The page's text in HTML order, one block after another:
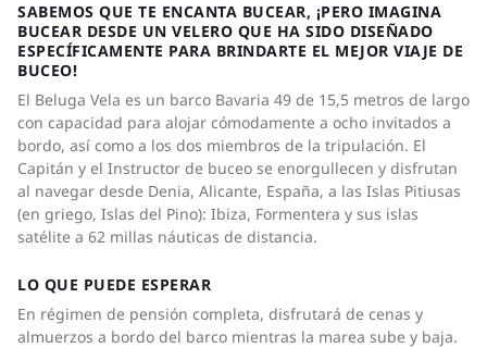
SABEMOS QUE TE ENCANTA BUCEAR, ¡PERO IMAGINA
BUCEAR DESDE UN VELERO QUE HA SIDO DISEÑADO
ESPECÍFICAMENTE PARA BRINDARTE EL MEJOR VIAJE DE
BUCEO!
El Beluga Vela es un barco Bavaria 49 de 15,5 metros de largo
con capacidad para alojar cómodamente a ocho invitados a
bordo, así como a los dos miembros de la tripulación. El
Capitán y el Instructor de buceo se enorgullecen y disfrutan
al navegar desde Denia, Alicante, España, a las Islas Pitiusas
(en griego, Islas del Pino): Ibiza, Formentera y sus islas
satélite a 62 millas náuticas de distancia.
LO QUE PUEDE ESPERAR
En régimen de pensión completa, disfrutará de cenas y
almuerzos a bordo del barco mientras la marea sube y baja.